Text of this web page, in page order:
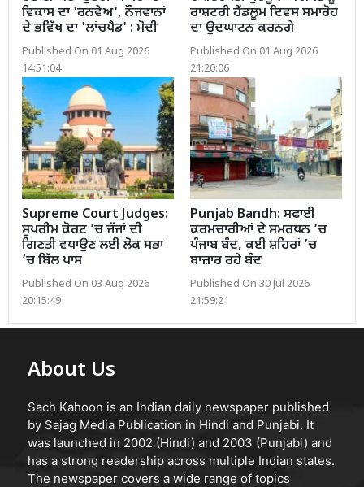
ਵਿਕਾਸ ਦਾ 'ਰਨਵੇਅ', ਨੌਜਵਾਨਾਂ
ਦੇ ਭਵਿੱਖ ਦਾ 'ਲਾਂਚਪੈਡ' : ਮੋਦੀ
Published On 01 Aug 2026
14:51:04
ਰਾਸ਼ਟਰੀ ਹੈਂਡਲੂਮ ਦਿਵਸ ਸਮਾਰੋਹ
ਦਾ ਉਦਘਾਟਨ ਕਰਨਗੇ
Published On 01 Aug 2026
21:20:06
Supreme Court Judges:
ਸੁਪਰੀਮ ਕੋਰਟ ’ਚ ਜੱਜਾਂ ਦੀ
ਗਿਣਤੀ ਵਧਾਉਣ ਲਈ ਲੋਕ ਸਭਾ
’ਚ ਬਿੱਲ ਪਾਸ
Published On 03 Aug 2026
20:15:49
Punjab Bandh: ਸਫਾਈ
ਕਰਮਚਾਰੀਆਂ ਦੇ ਸਮਰਥਨ ’ਚ
ਪੰਜਾਬ ਬੰਦ, ਕਈ ਸ਼ਹਿਰਾਂ ’ਚ
ਬਾਜ਼ਾਰ ਰਹੇ ਬੰਦ
Published On 30 Jul 2026
21:59:21
About Us
Sach Kahoon is an Indian daily newspaper published
by Sajag Media Publication in Hindi and Punjabi. It
was launched in 2002 (Hindi) and 2003 (Punjabi) and
has a strong readership across multiple Indian states.
The newspaper covers a wide range of topics